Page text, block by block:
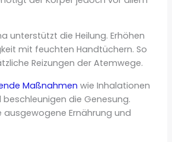
unterstützt die Heilung. Erhöhen
mit feuchten Handtüchern. So
Reizungen der Atemwege.
Maßnahmen wie Inhalationen
die Genesung.
ausgewogene Ernährung und